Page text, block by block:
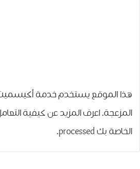
هذا الموقع يستخدم خدمة أكيسميت
المزعجة.اعرف المزيد عن كيفية
الخاصة بك processed
.